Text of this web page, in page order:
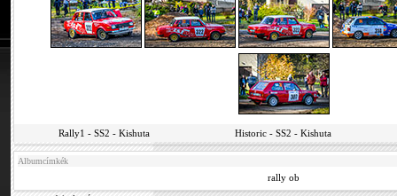
Rally1 - SS2 - Kishuta Historic - SS2 - Kishuta
Albumcímkék
rally ob